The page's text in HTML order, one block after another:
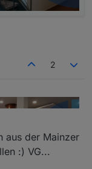
2
aus der Mainzer
:) VG...